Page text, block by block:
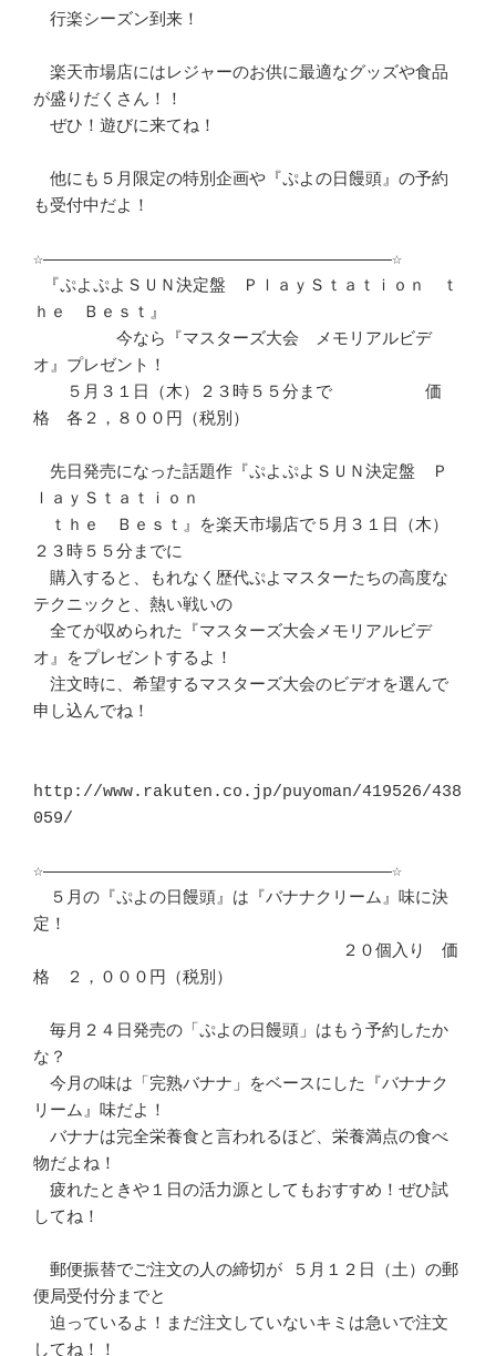
行楽シーズン到来！
楽天市場店にはレジャーのお供に最適なグッズや食品
が盛りだくさん！！
ぜひ！遊びに来てね！
他にも５月限定の特別企画や『ぷよの日饅頭』の予約
も受付中だよ！
☆―――――――――――――――――――――――――――――――――――☆
ｈｅ　Ｂｅｓｔ』
今なら『マスターズ大会　メモリアルビデ
オ』プレゼント！
５月３１日（木）２３時５５分まで　　　　　 価
格　各２，８００円（税別）
先日発売になった話題作『ぷよぷよＳＵＮ決定盤　Ｐ
ｌａｙＳｔａｔｉｏｎ
ｔｈｅ　Ｂｅｓｔ』を楽天市場店で５月３１日（木）
２３時５５分までに
購入すると、もれなく歴代ぷよマスターたちの高度な
テクニックと、熱い戦いの
全てが収められた『マスターズ大会メモリアルビデ
オ』をプレゼントするよ！
注文時に、希望するマスターズ大会のビデオを選んで
申し込んでね！
http://www.rakuten.co.jp/puyoman/419526/438
059/
☆―――――――――――――――――――――――――――――――――――☆
５月の『ぷよの日饅頭』は『バナナクリーム』味に決
定！
２０個入り　価
格　２，０００円（税別）
毎月２４日発売の「ぷよの日饅頭」はもう予約したか
な？
今月の味は「完熟バナナ」をベースにした『バナナク
リーム』味だよ！
バナナは完全栄養食と言われるほど、栄養満点の食べ
物だよね！
疲れたときや１日の活力源としてもおすすめ！ぜひ試
してね！
郵便振替でご注文の人の締切が ５月１２日（土）の郵
便局受付分までと
迫っているよ！まだ注文していないキミは急いで注文
してね！！